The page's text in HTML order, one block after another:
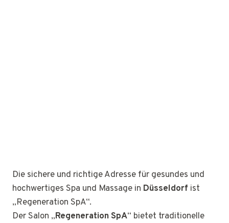
Die sichere und richtige Adresse für gesundes und
hochwertiges Spa und Massage in Düsseldorf ist
„Regeneration SpA“.
Der Salon „Regeneration SpA“ bietet traditionelle